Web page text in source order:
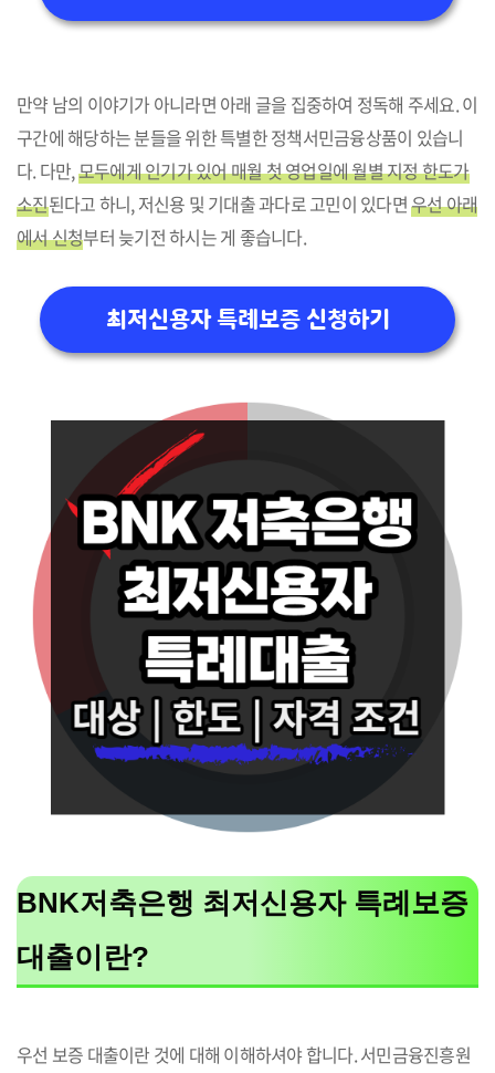
만약 남의 이야기가 아니라면 아래 글을 집중하여 정독해 주세요. 이
구간에 해당하는 분들을 위한 특별한 정책서민금융상품이 있습니
다. 다만,모두에게 인기가 있어 매월 첫 영업일에 월별 지정 한도가
소진된다고 하니, 저신용 및 기대출 과다로 고민이 있다면우선 아래
에서 신청부터 늦기전 하시는 게 좋습니다.
최저신용자 특례보증 신청하기
BNK저축은행 최저신용자 특례보증
대출이란?
우선 보증 대출이란 것에 대해 이해하셔야 합니다. 서민금융진흥원